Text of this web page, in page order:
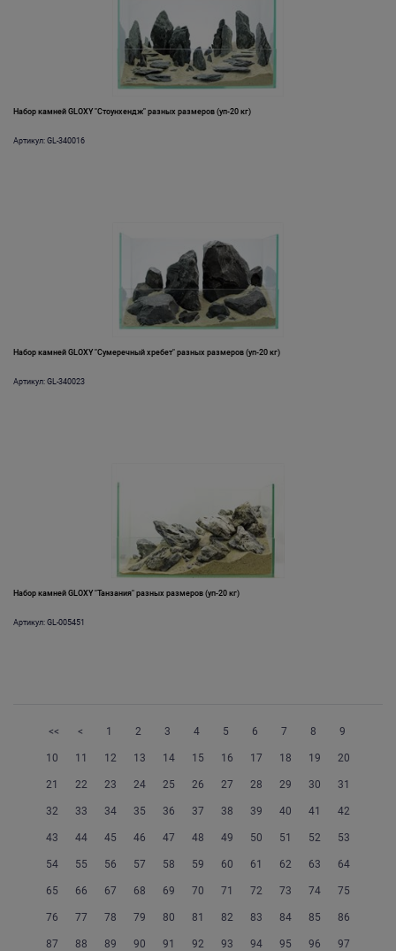
Набор камней GLOXY "Стоунхендж" разных размеров (уп-20 кг)
Артикул: GL-340016
Набор камней GLOXY "Сумеречный хребет" разных размеров (уп-20 кг)
Артикул: GL-340023
Набор камней GLOXY "Танзания" разных размеров (уп-20 кг)
Артикул: GL-005451
<< < 1 2 3 4 5 6 7 8 9
10 11 12 13 14 15 16 17 18 19 20
21 22 23 24 25 26 27 28 29 30 31
32 33 34 35 36 37 38 39 40 41 42
43 44 45 46 47 48 49 50 51 52 53
54 55 56 57 58 59 60 61 62 63 64
65 66 67 68 69 70 71 72 73 74 75
76 77 78 79 80 81 82 83 84 85 86
87 88 89 90 91 92 93 94 95 96 97